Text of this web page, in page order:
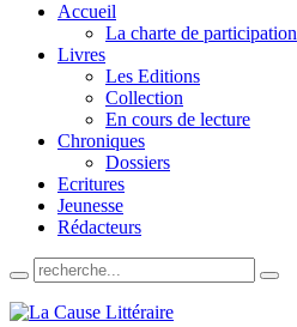
Accueil
La charte de participation
Livres
Les Editions
Collection
En cours de lecture
Chroniques
Dossiers
Ecritures
Jeunesse
Rédacteurs